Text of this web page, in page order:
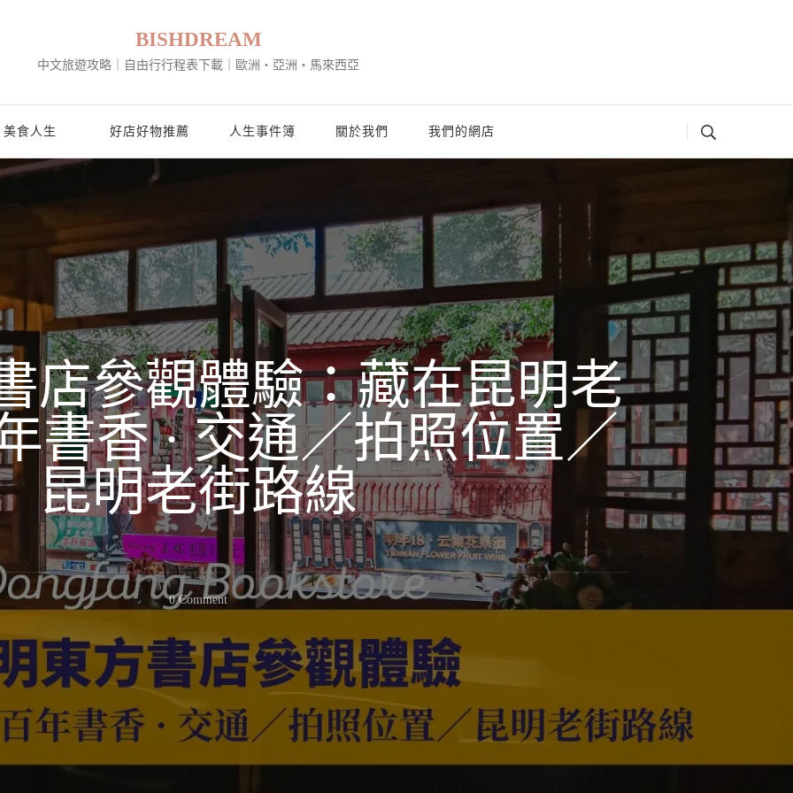
BISHDREAM
中文旅遊攻略｜自由行行程表下載｜歐洲・亞洲・馬來西亞
美食人生 好店好物推薦 人生事件簿 關於我們 我們的網店
店參觀體驗：藏在昆明老
書香 · 交通／拍照位置／
昆明老街路線
0 CommentOn
明
東
書